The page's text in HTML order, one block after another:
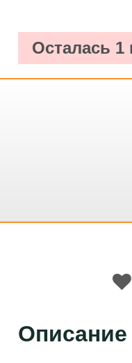
Осталась 1
Описание